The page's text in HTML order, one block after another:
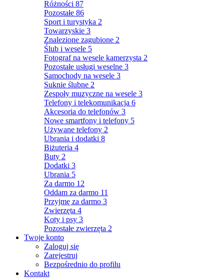
Różności 87
Pozostałe 86
Sport i turystyka 2
Towarzyskie 3
Znalezione zagubione 2
Ślub i wesele 5
Fotograf na wesele kamerzysta 2
Pozostałe usługi weselne 3
Samochody na wesele 3
Suknie ślubne 2
Zespoły muzyczne na wesele 3
Telefony i telekomunikacja 6
Akcesoria do telefonów 3
Nowe smartfony i telefony 5
Używane telefony 2
Ubrania i dodatki 8
Biżuteria 4
Buty 2
Dodatki 3
Ubrania 5
Za darmo 12
Oddam za darmo 11
Przyjmę za darmo 3
Zwierzęta 4
Koty i psy 3
Pozostałe zwierzęta 2
Twoje konto
Zaloguj się
Zarejestruj
Bezpośrednio do profilu
Kontakt